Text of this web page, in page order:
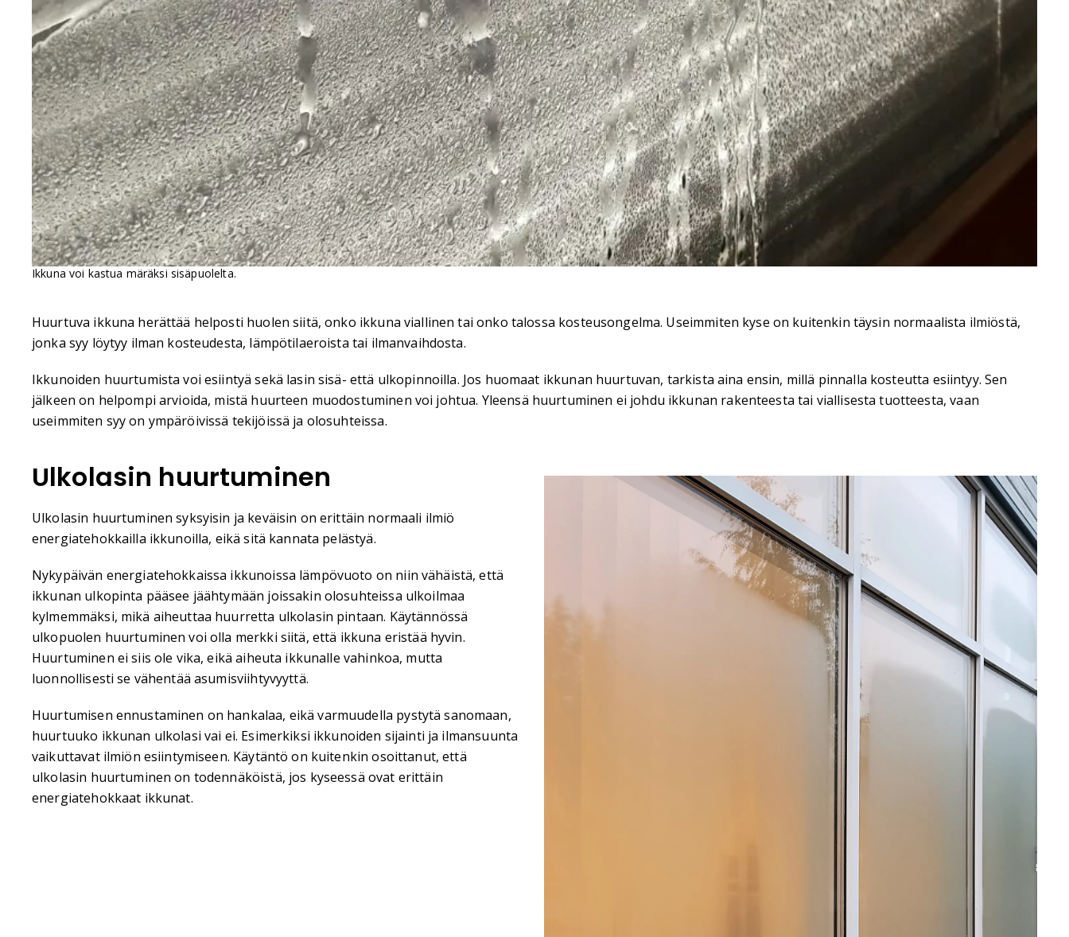
Ikkuna voi kastua märäksi sisäpuolelta.
Huurtuva ikkuna herättää helposti huolen siitä, onko ikkuna viallinen tai onko talossa kosteusongelma. Useimmiten kyse on kuitenkin täysin normaalista ilmiöstä,
jonka syy löytyy ilman kosteudesta, lämpötilaeroista tai ilmanvaihdosta.
Ikkunoiden huurtumista voi esiintyä sekä lasin sisä- että ulkopinnoilla. Jos huomaat ikkunan huurtuvan, tarkista aina ensin, millä pinnalla kosteutta esiintyy. Sen
jälkeen on helpompi arvioida, mistä huurteen muodostuminen voi johtua. Yleensä huurtuminen ei johdu ikkunan rakenteesta tai viallisesta tuotteesta, vaan
useimmiten syy on ympäröivissä tekijöissä ja olosuhteissa.
Ulkolasin huurtuminen
Ulkolasin huurtuminen syksyisin ja keväisin on erittäin normaali ilmiö
energiatehokkailla ikkunoilla, eikä sitä kannata pelästyä.
Nykypäivän energiatehokkaissa ikkunoissa lämpövuoto on niin vähäistä, että
ikkunan ulkopinta pääsee jäähtymään joissakin olosuhteissa ulkoilmaa
kylmemmäksi, mikä aiheuttaa huurretta ulkolasin pintaan. Käytännössä
ulkopuolen huurtuminen voi olla merkki siitä, että ikkuna eristää hyvin.
Huurtuminen ei siis ole vika, eikä aiheuta ikkunalle vahinkoa, mutta
luonnollisesti se vähentää asumisviihtyvyyttä.
Huurtumisen ennustaminen on hankalaa, eikä varmuudella pystytä sanomaan,
huurtuuko ikkunan ulkolasi vai ei. Esimerkiksi ikkunoiden sijainti ja ilmansuunta
vaikuttavat ilmiön esiintymiseen. Käytäntö on kuitenkin osoittanut, että
ulkolasin huurtuminen on todennäköistä, jos kyseessä ovat erittäin
energiatehokkaat ikkunat.